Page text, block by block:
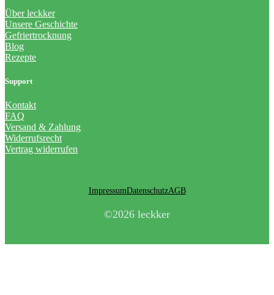
Über leckker
Unsere Geschichte
Gefriertrocknung
Blog
Rezepte
Support
Kontakt
FAQ
Versand & Zahlung
Widerrufsrecht
Vertrag widerrufen
ImpressumDatenschutzAGB
©2026 leckker